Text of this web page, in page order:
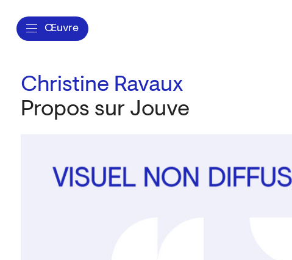
Œuvre
Christine Ravaux
Propos sur Jouve